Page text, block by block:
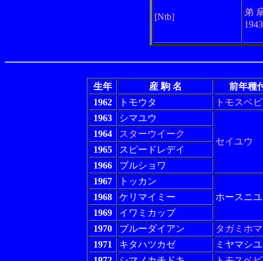
[Ntb]
弟
生年 産 駒 名
前年種
1962
トモウタ
トモスベ
1963
シマユウ
セイユウ
1964
スターウイーク
1965
スピードレデイ
1966
ブルショワ
1967
トッカン
ホースニ
1968
ケリマイミー
1969
イワミカップ
1970
ブルーダイアン
タガミホ
1971
キタハツカゼ
ミヤマシ